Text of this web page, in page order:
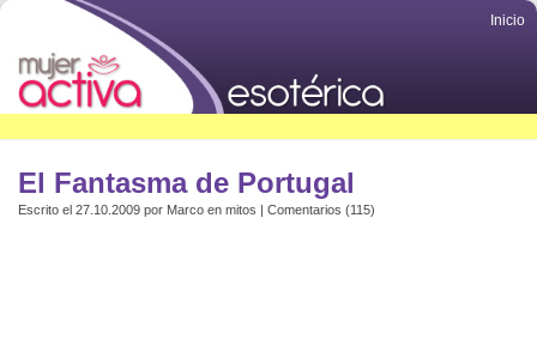
Inicio
El Fantasma de Portugal
Escrito el 27.10.2009 por Marco en mitos | Comentarios (115)